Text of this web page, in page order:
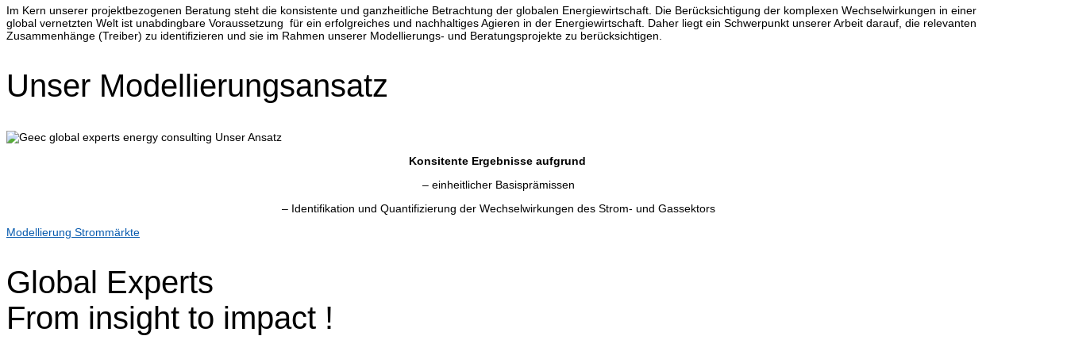
Im Kern unserer projektbezogenen Beratung steht die konsistente und ganzheitliche Betrachtung der globalen Energiewirtschaft. Die Berücksichtigung der komplexen Wechselwirkungen in einer
global vernetzten Welt ist unabdingbare Voraussetzung für ein erfolgreiches und nachhaltiges Agieren in der Energiewirtschaft. Daher liegt ein Schwerpunkt unserer Arbeit darauf, die relevanten
Zusammenhänge (Treiber) zu identifizieren und sie im Rahmen unserer Modellierungs- und Beratungsprojekte zu berücksichtigen.
Unser Modellierungsansatz
Konsitente Ergebnisse aufgrund
– einheitlicher Basisprämissen
– Identifikation und Quantifizierung der Wechselwirkungen des Strom- und Gassektors
Modellierung Strommärkte
Global Experts
From insight to impact !